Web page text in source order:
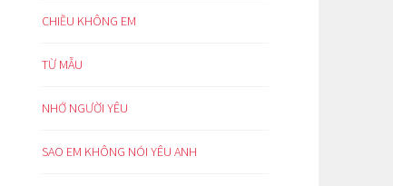
CHIỀU KHÔNG EM
TỪ MẪU
NHỚ NGƯỜI YÊU
SAO EM KHÔNG NÓI YÊU ANH